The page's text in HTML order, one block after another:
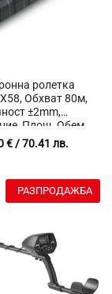
ролетка
Обхват 80м,
±2mm,
Площ, Обем,
Питагорова
Памет до 20
€/ 70.41 лв.
РАЗПРОДАЖБА